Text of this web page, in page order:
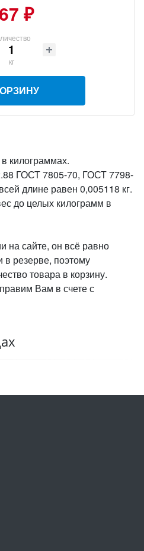
₽
кг
килограммах.
ГОСТ 7805-70, ГОСТ 7798-
длине равен 0,005118 кг.
до целых килограмм в
на сайте, он всё равно
в резерве, поэтому
товара в корзину.
Вам в счете с